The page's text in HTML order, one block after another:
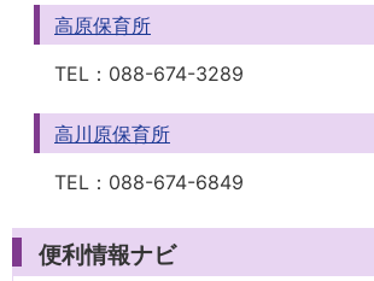
高原保育所
TEL： 088-674-3289
高川原保育所
TEL： 088-674-6849
便利情報ナビ